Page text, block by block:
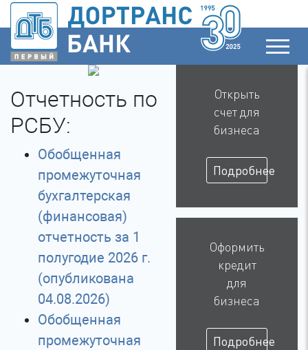
Отчетность по
РСБУ:
Обобщенная
промежуточная
бухгалтерская
(финансовая)
отчетность за 1
полугодие 2026 г.
(опубликована
04.08.2026)
Обобщенная
промежуточная
Открыть
счет для
бизнеса
Подробнее
Оформить
кредит
для
бизнеса
Подробнее